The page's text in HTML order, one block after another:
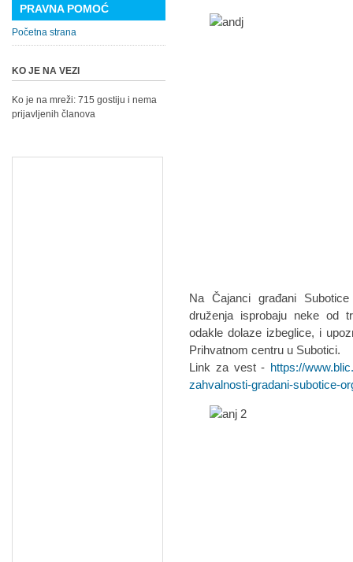
Na Čajanci građani
druženja isprobaju neke od
odakle dolaze izbeglice, i
Prihvatnom centru u Subotici.
Link za vest - https://
zahvalnosti-gradani-subotice-
PRAVNA POMOĆ
Početna strana
KO JE NA VEZI
Ko je na mreži: 715 gostiju i nema
prijavljenih članova